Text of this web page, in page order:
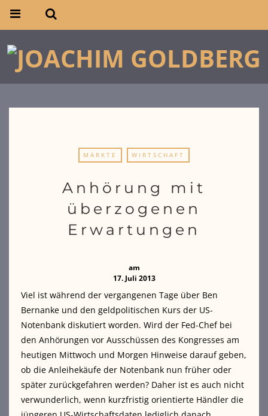
MÄRKTE WIRTSCHAFT
Anhörung mit
überzogenen
Erwartungen
am
17. Juli 2013
Viel ist während der vergangenen Tage über Ben
Bernanke und den geldpolitischen Kurs der US-
Notenbank diskutiert worden. Wird der Fed-Chef bei
den Anhörungen vor Ausschüssen des Kongresses am
heutigen Mittwoch und Morgen Hinweise darauf geben,
ob die Anleihekäufe der Notenbank nun früher oder
später zurückgefahren werden? Daher ist es auch nicht
verwunderlich, wenn kurzfristig orientierte Händler die